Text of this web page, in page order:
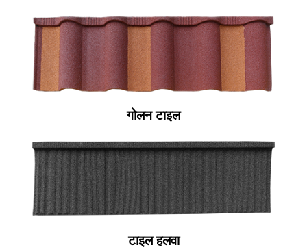
गोलन टाइल
टाइल हलवा